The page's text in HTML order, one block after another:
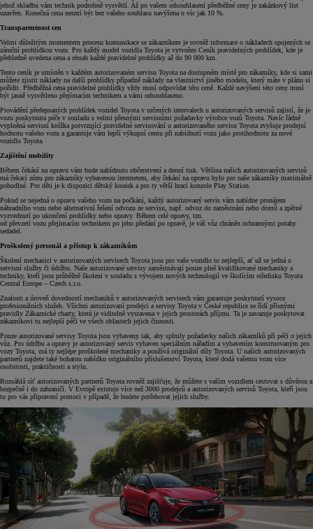
jehož skladbu vám technik podrobně vysvětlí. Až po vašem odsouhlasení předběžné ceny je zakázkový list
uzavřen. Konečná cena nesmí být bez vašeho souhlasu navýšena o víc jak 10 %.
Transparentnost cen
Velmi důležitým momentem procesu komunikace se zákazníkem je rovněž informace o nákladech spojených se
záruční prohlídkou vozu. Pro každý model vozidla Toyota je vytvořen Ceník pravidelných prohlídek, kde je
přehledně uvedena cena a obsah každé pravidelné prohlídky až do 90 000 km.
Tento ceník je umístěn v každém autorizovaném servisu Toyota na dostupném místě pro zákazníky, kde si sami
můžete zjistit náklady na další prohlídky případně náklady na vlastnictví jiného modelu, který máte v plánu si
pořídit. Předběžná cena pravidelné prohlídky vždy musí odpovídat této ceně. Každé navýšení této ceny musí
být jasně vysvětleno přejímacím technikem a vámi odsouhlaseno.
Provádění předepsaných prohlídek vozidel Toyota v určených intervalech u autorizovaných servisů zajistí, že je
vozu poskytnuta péče v souladu s velmi přesnými servisními požadavky výrobce vozů Toyota. Navíc řádně
vyplněná servisní knížka potvrzující pravidelné servisování u autorizovaného servisu Toyota zvyšuje prodejní
hodnotu vašeho vozu a garantuje vám lepší výkupní centu při nabídnutí vozu jako protihodnotu za nové
vozidlo Toyota.
Zajištění mobility
Během čekání na opravu vám bude nabídnuto občerstvení a denní tisk. Většina našich autorizovaných servisů
má čekací zónu pro zákazníky vybavenou internetem, aby čekání na opravu bylo pro naše zákazníky maximálně
pohodlné. Pro děti je k dispozici dětský koutek a pro ty větší hrací konzole Play Station.
Pokud se nejedná o opravu vašeho vozu na počkání, každý autorizovaný servis vám nabídne pronájem
náhradního vozu nebo alternativní řešení odvozu ze servisu, např. odvoz do zaměstnání nebo domů a zpětné
vyzvednutí po ukončení prohlídky nebo opravy. Během celé opravy, tzn.
od převzetí vozu přejímacím technikem po jeho předání po opravě, je váš vůz chráněn ochrannými potahy
sedadel.
Proškolený personál a přístup k zákazníkům
Školení mechanici v autorizovaných servisech Toyota jsou pro vaše vozidlo to nejlepší, ať už se jedná o
servisní služby či údržbu. Naše autorizované servisy zaměstnávají pouze plně kvalifikované mechaniky a
techniky, kteří jsou průběžně školeni v souladu s vývojem nových technologií ve školícím středisku Toyota
Central Europe – Czech s.r.o.
Znalosti a úroveň dovedností mechaniků v autorizovaných servisech vám garantuje poskytnutí vysoce
profesionálních služeb. Všichni autorizovaní prodejci a servisy Toyota v České republice se řídí přísnými
pravidly Zákaznické charty, která je viditelně vystavena v jejich prostorách příjmu. Ta je zavazuje poskytovat
zákazníkovi tu nejlepší péči ve všech oblastech jejich činnosti.
Pouze autorizované servisy Toyota jsou vybaveny tak, aby splnily požadavky našich zákazníků při péči o jejich
vůz. Pro údržbu a opravy je autorizovaný servis vybaven speciálním nářadím a vybavením konstruovaným pro
vozy Toyota, má ty nejlépe proškolené mechaniky a používá originální díly Toyota. U našich autorizovaných
partnerů najdete také bohatou nabídku originálního příslušenství Toyota, které dodá vašemu vozu více
osobitosti, praktičnosti a stylu.
Rozsáhlá síť autorizovaných partnerů Toyota rovněž zajišťuje, že můžete s vaším vozidlem cestovat s důvěrou a
bezpečně i do zahraničí. V Evropě existuje více než 3000 prodejců a autorizovaných servisů Toyota, kteří jsou
tu pro vás připravení pomoci v případě, že budete potřebovat jejich služby.